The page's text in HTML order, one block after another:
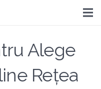
Alege
Rețea